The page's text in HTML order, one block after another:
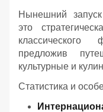
Нынешний
это
предложив
культурные и
Статистика и